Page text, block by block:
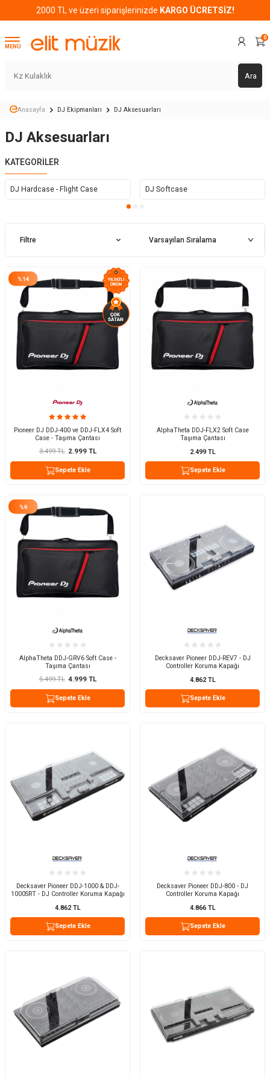
2000 TL ve üzeri siparişlerinizde KARGO ÜCRETSİZ!
MENÜ
Ara
0
Anasayfa DJ Ekipmanları DJ Aksesuarları
DJ Aksesuarları
KATEGORILER
DJ Hardcase - Flight Case DJ Softcase
Filtre
%14
Pioneer DJ DDJ-400 ve DDJ-FLX4 Soft
Case - Taşıma Çantası
3.499TL 2.999TL
Sepete Ekle
AlphaTheta DDJ-FLX2 Soft Case
Taşıma Çantası
2.499TL
Sepete Ekle
%9
AlphaTheta DDJ-GRV6 Soft Case -
Taşıma Çantası
5.499TL 4.999TL
Sepete Ekle
Decksaver Pioneer DDJ-REV7 - DJ
Controller Koruma Kapağı
4.862TL
Sepete Ekle
Decksaver Pioneer DDJ-1000 & DDJ-
1000SRT - DJ Controller Koruma Kapağı
4.862TL
Sepete Ekle
Decksaver Pioneer DDJ-800 - DJ
Controller Koruma Kapağı
4.866TL
Sepete Ekle